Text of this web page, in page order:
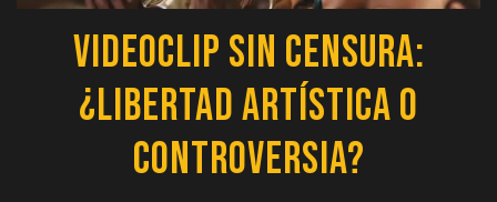
Videoclip sin Censura:
¿Libertad Artística o
Controversia?